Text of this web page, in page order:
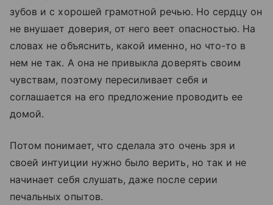
зубов и с хорошей грамотной речью. Но сердцу он
не внушает доверия, от него веет опасностью. На
словах не объяснить, какой именно, но что-то в
нем не так. А она не привыкла доверять своим
чувствам, поэтому пересиливает себя и
соглашается на его предложение проводить ее
домой.
Потом понимает, что сделала это очень зря и
своей интуиции нужно было верить, но так и не
начинает себя слушать, даже после серии
печальных опытов.